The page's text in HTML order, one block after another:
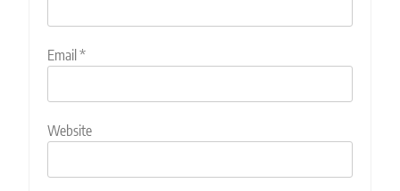
Email *
Website